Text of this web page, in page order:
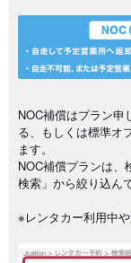
NOC補償はプラン申
る、もしくは標準オ
ます。
NOC補償プランは
検索」から絞り込ん
※レンタカー利用中